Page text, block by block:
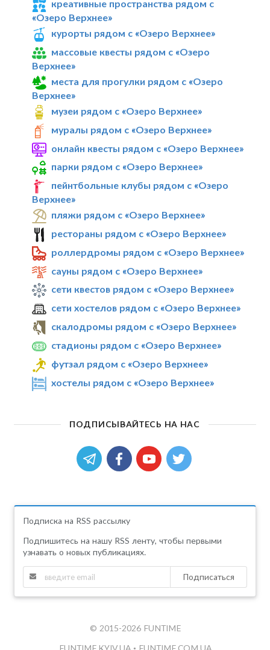
креативные пространства рядом с
«Озеро Верхнее»
курорты рядом с «Озеро Верхнее»
массовые квесты рядом с «Озеро
Верхнее»
места для прогулки рядом с «Озеро
Верхнее»
музеи рядом с «Озеро Верхнее»
муралы рядом с «Озеро Верхнее»
онлайн квесты рядом с «Озеро Верхнее»
парки рядом с «Озеро Верхнее»
пейнтбольные клубы рядом с «Озеро
Верхнее»
пляжи рядом с «Озеро Верхнее»
рестораны рядом с «Озеро Верхнее»
роллердромы рядом с «Озеро Верхнее»
сауны рядом с «Озеро Верхнее»
сети квестов рядом с «Озеро Верхнее»
сети хостелов рядом с «Озеро Верхнее»
скалодромы рядом с «Озеро Верхнее»
стадионы рядом с «Озеро Верхнее»
футзал рядом с «Озеро Верхнее»
хостелы рядом с «Озеро Верхнее»
ПОДПИСЫВАЙТЕСЬ НА НАС
Подписка на RSS рассылку
Подпишитесь на нашу RSS ленту, чтобы первыми
узнавать о новых публикациях.
Подписаться
© 2015-2026 FUNTIME
FUNTIME.KYIV.UA • FUNTIME.COM.UA